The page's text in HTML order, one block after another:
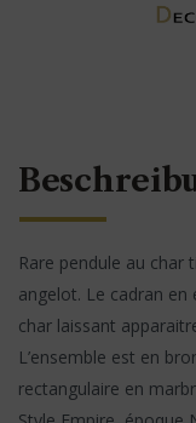
Rare pendule au char
angelot. Le cadran en
char laissant
L’ensemble est en
rectangulaire en